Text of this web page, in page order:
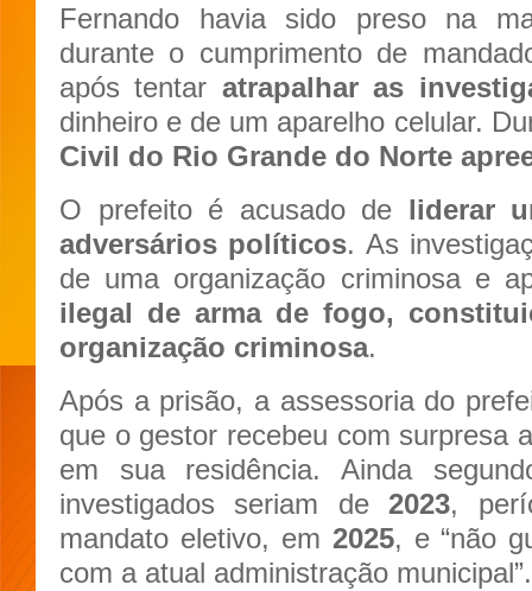
Fernando havia sido preso na
durante o cumprimento de
após tentar atrapalhar as
dinheiro e de um aparelho celular.
Civil do Rio Grande do Norte
O prefeito é acusado de liderar
adversários políticos. As
de uma organização criminosa e
ilegal de arma de fogo,
organização criminosa.
Após a prisão, a assessoria do
que o gestor recebeu com surpresa
em sua residência. Ainda
investigados seriam de2023,
mandato eletivo, em 2025, e “não
com a atual administração municipal”.